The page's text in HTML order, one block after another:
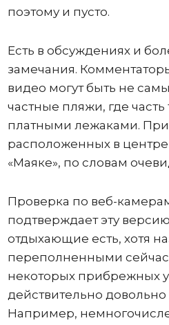
поэтому и пусто.
Есть в обсуждениях и
замечания.
видео могут быть не
частные пляжи, где
платными лежаками. При
расположенных в
«Маяке», по словам
Проверка по веб-
подтверждает эту
отдыхающие есть, хотя
переполненными сейчас
некоторых прибрежных
действительно
Например,